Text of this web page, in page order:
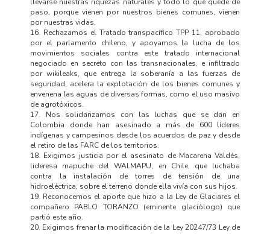
paso, porque vienen por nuestros bienes comunes, vienen
por nuestras vidas.
16. Rechazamos el Tratado transpacífico TPP 11, aprobado
por el parlamento chileno, y apoyamos la lucha de los
movimientos sociales contra este tratado internacional
negociado en secreto con las transnacionales, e infiltrado
por wikileaks, que entrega la soberanía a las fuerzas de
seguridad, acelera la explotación de los bienes comunes y
envenena las aguas de diversas formas, como el uso masivo
de agrotóxicos.
17. Nos solidarizamos con las luchas que se dan en
Colombia donde han asesinado a más de 600 líderes
indígenas y campesinos desde los acuerdos de paz y desde
el retiro de las FARC de los territorios.
18. Exigimos justicia por el asesinato de Macarena Valdés,
lideresa mapuche del WALMAPU, en Chile, que luchaba
contra la instalación de torres de tensión de una
hidroeléctrica, sobre el terreno donde ella vivía con sus hijos.
19. Reconocemos el aporte que hizo a la Ley de Glaciares el
compañero PABLO TORANZO (eminente glaciólogo) que
partió este año.
20. Exigimos frenar la modificación de la Ley 20247/73 Ley de